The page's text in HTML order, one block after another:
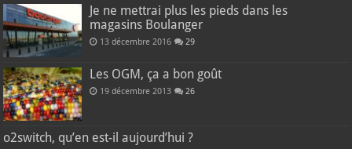
Je ne mettrai plus les pieds dans les
magasins Boulanger
13 décembre 2016 29
Les OGM, ça a bon goût
19 décembre 2013 26
o2switch, qu’en est-il aujourd’hui ?